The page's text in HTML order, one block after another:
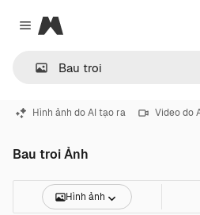
Close menu
Magnific
Hình ảnh do AI tạo ra Video do
Bau troi Ảnh
Hình ảnh